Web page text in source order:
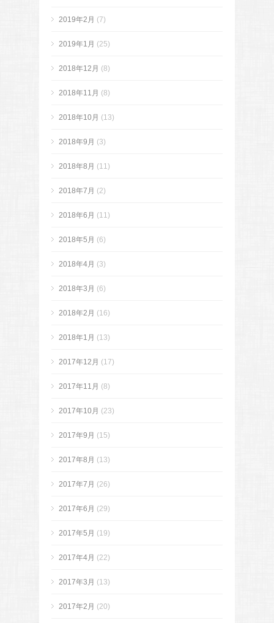
2019年2月 (7)
2019年1月 (25)
2018年12月 (8)
2018年11月 (8)
2018年10月 (13)
2018年9月 (3)
2018年8月 (11)
2018年7月 (2)
2018年6月 (11)
2018年5月 (6)
2018年4月 (3)
2018年3月 (6)
2018年2月 (16)
2018年1月 (13)
2017年12月 (17)
2017年11月 (8)
2017年10月 (23)
2017年9月 (15)
2017年8月 (13)
2017年7月 (26)
2017年6月 (29)
2017年5月 (19)
2017年4月 (22)
2017年3月 (13)
2017年2月 (20)